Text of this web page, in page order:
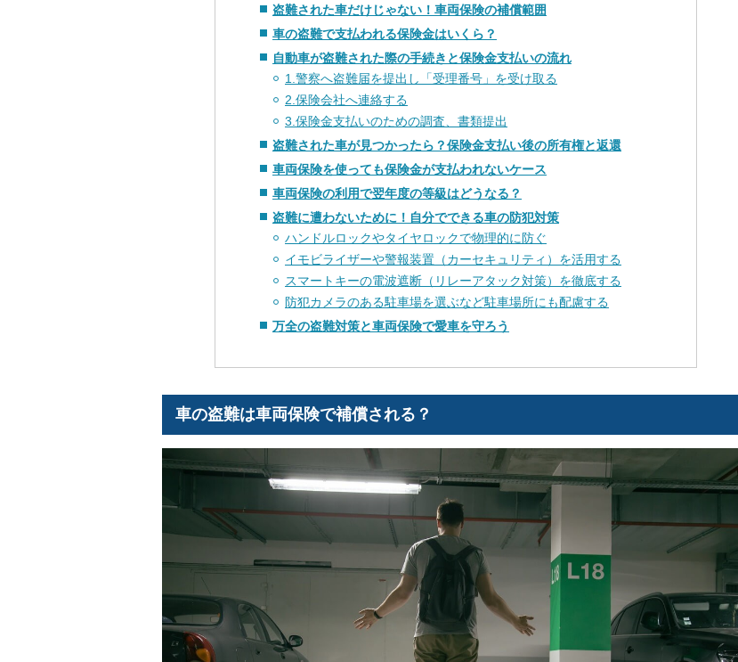
盗難された車だけじゃない！車両保険の補償範囲
車の盗難で支払われる保険金はいくら？
自動車が盗難された際の手続きと保険金支払いの流れ
1.警察へ盗難届を提出し「受理番号」を受け取る
2.保険会社へ連絡する
3.保険金支払いのための調査、書類提出
盗難された車が見つかったら？保険金支払い後の所有権と返還
車両保険を使っても保険金が支払われないケース
車両保険の利用で翌年度の等級はどうなる？
盗難に遭わないために！自分でできる車の防犯対策
ハンドルロックやタイヤロックで物理的に防ぐ
イモビライザーや警報装置（カーセキュリティ）を活用する
スマートキーの電波遮断（リレーアタック対策）を徹底する
防犯カメラのある駐車場を選ぶなど駐車場所にも配慮する
万全の盗難対策と車両保険で愛車を守ろう
車の盗難は車両保険で補償される？